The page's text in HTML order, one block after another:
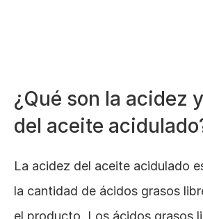
¿Qué son la acidez
del aceite
La acidez del aceite acidulado
la cantidad de ácidos grasos
el producto. Los ácidos grasos